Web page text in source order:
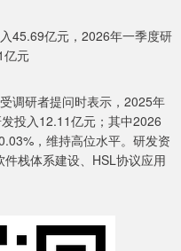
调研者提问时表示，2025年
投入12.11亿元；其中2026
，维持高位水平。研发资
栈体系建设、HSL协议应用